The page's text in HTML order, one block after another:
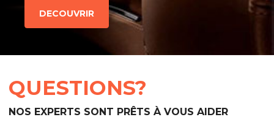
DECOUVRIR
QUESTIONS?
NOS EXPERTS SONT PRÊTS À VOUS AIDER